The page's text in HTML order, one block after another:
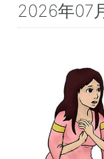
2026年07